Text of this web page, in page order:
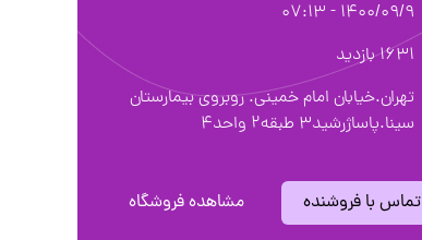
1400/09/9 - 07:13
1631 بازدید
تهران.خیابان امام خمینی. روبروی بیمارستان
سینا.پاساژرشید3 طبقه2 واحد4
تماس با فروشنده مشاهده فروشگاه